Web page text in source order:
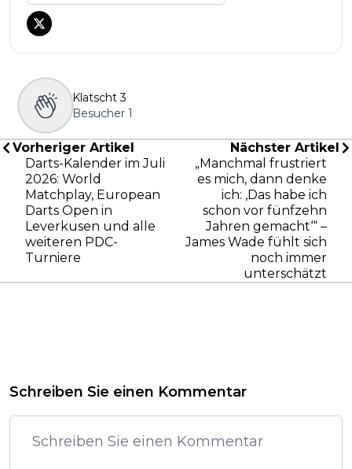
Klatscht 3
Besucher 1
Vorheriger Artikel
Darts-Kalender im Juli
2026: World
Matchplay, European
Darts Open in
Leverkusen und alle
weiteren PDC-
Turniere
Nächster Artikel
„Manchmal frustriert
es mich, dann denke
ich: ‚Das habe ich
schon vor fünfzehn
Jahren gemacht‘“ –
James Wade fühlt sich
noch immer
unterschätzt
Schreiben Sie einen Kommentar